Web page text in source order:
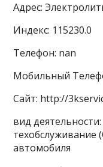
Адрес:
Индекс: 115230.0
Телефон: nan
Мобильный
Сайт: http://
вид
техобслуживание
автомобиля